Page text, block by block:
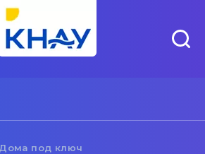
Дома под ключ